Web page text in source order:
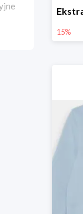
15%